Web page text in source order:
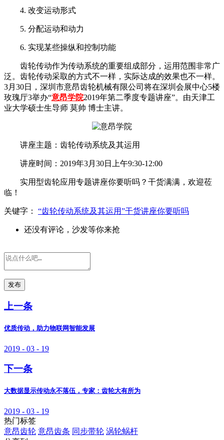
4. 改变运动形式
5. 分配运动和动力
6. 实现某些操纵和控制功能
齿轮传动作为传动系统的重要组成部分，运用范围非常广
泛。齿轮传动采取的方式不一样，实际达成的效果也不一样。
3月30日，深圳市意昂齿轮机械有限公司将在深圳会展中心5楼
玫瑰厅3举办“意昂学院2019年第二季度专题讲座”。由天津工
业大学硕士生导师 莫帅 博士主讲。
讲座主题：齿轮传动系统及其运用
讲座时间：2019年3月30日上午9:30-12:00
实用型齿轮应用专题讲座你要听吗？干货满满，欢迎莅
临！
关键字： “齿轮传动系统及其运用”干货讲座你要听吗
还没有评论，沙发等你来抢
发布
上一条
优质传动，助力物联网智能发展
2019 - 03 - 19
下一条
大数据显示传动永不落伍，专家：齿轮大有所为
2019 - 03 - 19
热门标签
意昂齿轮 意昂齿条 同步带轮 涡轮蜗杆